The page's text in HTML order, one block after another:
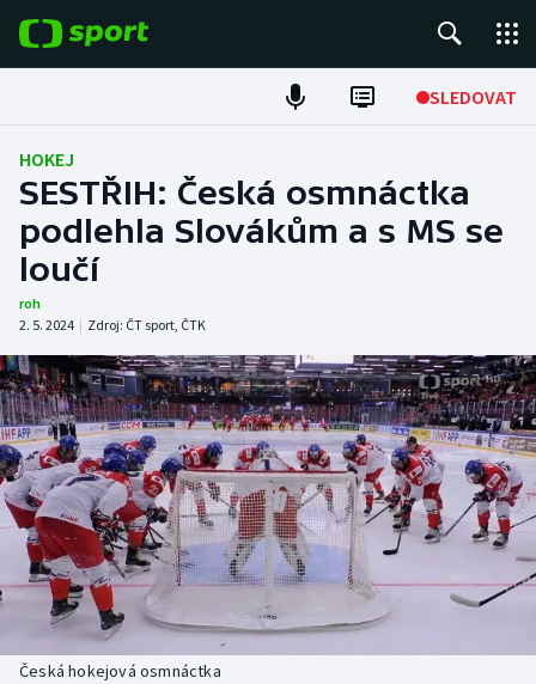
SLEDOVAT
Fotbal
Hokej
Tenis
Atletika
Cyklistika
DALŠÍ SPORTY
Americký fotbal
Baseball a softbal
Basketbal
Biatlon
NEPŘEHLÉDNĚTE
Soutěže
Historické návraty
Aplikace ČT sport
HOKEJ
SESTŘIH: Česká osmnáctka
podlehla Slovákům a s MS se
loučí
roh
2. 5. 2024 | Zdroj: ČT sport, ČTK
Česká hokejová osmnáctka